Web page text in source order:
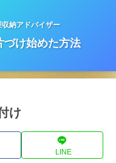
納アドバイザー
づけ始めた方法
け
LINE